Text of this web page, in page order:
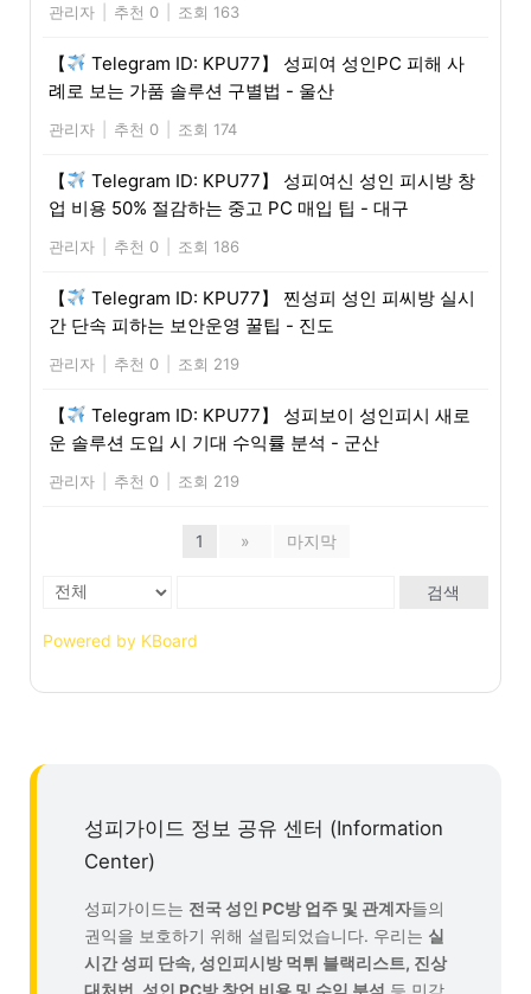
관리자 추천 0 조회 163
【
Telegram ID: KPU77】 성피여 성인PC 피해 사
례로 보는 가품 솔루션 구별법 - 울산
관리자 추천 0 조회 174
【
Telegram ID: KPU77】 성피여신 성인 피시방 창
업 비용 50% 절감하는 중고 PC 매입 팁 - 대구
관리자 추천 0 조회 186
【
Telegram ID: KPU77】 찐성피 성인 피씨방 실시
간 단속 피하는 보안운영 꿀팁 - 진도
관리자 추천 0 조회 219
【
Telegram ID: KPU77】 성피보이 성인피시 새로
운 솔루션 도입 시 기대 수익률 분석 - 군산
관리자 추천 0 조회 219
1 » 마지막
검색
Powered by KBoard
성피가이드 정보 공유 센터 (Information
Center)
성피가이드는 전국 성인 PC방 업주 및 관계자들의
권익을 보호하기 위해 설립되었습니다. 우리는 실
시간 성피 단속, 성인피시방 먹튀 블랙리스트, 진상
대처법, 성인 PC방 창업 비용 및 수익 분석 등 민감